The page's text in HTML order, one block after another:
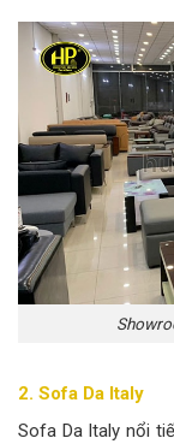
2. Sofa Da Italy
Sofa Da Italy nổi